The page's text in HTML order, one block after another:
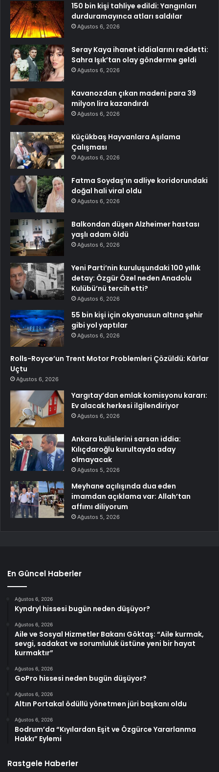
150 bin kişi tahliye edildi: Yangınları
durduramayınca atları saldılar
Ağustos 6, 2026
Seray Kaya ihanet iddialarını reddetti:
Sahra Işık’tan olay gönderme geldi
Ağustos 6, 2026
Kavanozdan çıkan madeni para 39
milyon lira kazandırdı
Ağustos 6, 2026
Küçükbaş Hayvanlara Aşılama
Çalışması
Ağustos 6, 2026
Fatma Soydaş’ın adliye koridorundaki
doğal hali viral oldu
Ağustos 6, 2026
Balkondan düşen Alzheimer hastası
yaşlı adam öldü
Ağustos 6, 2026
Yeni Parti’nin kuruluşundaki 100 yıllık
detay: Özgür Özel neden Anadolu
Kulübü’nü tercih etti?
Ağustos 6, 2026
55 bin kişi için okyanusun altına şehir
gibi yol yaptılar
Ağustos 6, 2026
Rolls-Royce’un Trent Motor Problemleri Çözüldü: Kârlar
Uçtu
Ağustos 6, 2026
Yargıtay’dan emlak komisyonu kararı:
Ev alacak herkesi ilgilendiriyor
Ağustos 6, 2026
Ankara kulislerini sarsan iddia:
Kılıçdaroğlu kurultayda aday
olmayacak
Ağustos 5, 2026
Meyhane açılışında dua eden
imamdan açıklama var: Allah’tan
affımı diliyorum
Ağustos 5, 2026
En Güncel Haberler
Ağustos 6, 2026
Kyndryl hissesi bugün neden düşüyor?
Ağustos 6, 2026
Aile ve Sosyal Hizmetler Bakanı Göktaş: “Aile kurmak,
sevgi, sadakat ve sorumluluk üstüne yeni bir hayat
kurmaktır”
Ağustos 6, 2026
GoPro hissesi neden bugün düşüyor?
Ağustos 6, 2026
Altın Portakal ödüllü yönetmen jüri başkanı oldu
Ağustos 6, 2026
Bodrum’da “Kıyılardan Eşit ve Özgürce Yararlanma
Hakkı” Eylemi
Rastgele Haberler